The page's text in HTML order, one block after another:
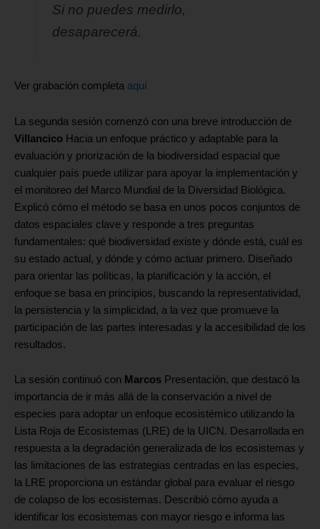
Si no puedes medirlo,
desaparecerá.
Ver grabación completa aquí
La segunda sesión comenzó con una breve introducción de
Villancico Hacia un enfoque práctico y adaptable para la
evaluación y priorización de la biodiversidad espacial que
cualquier país puede utilizar para apoyar la implementación y
el monitoreo del Marco Mundial de la Diversidad Biológica.
Explicó cómo el método se basa en unos pocos conjuntos de
datos espaciales clave y responde a tres preguntas
fundamentales: qué biodiversidad existe y dónde está, cuál es
su estado actual, y dónde y cómo actuar primero. Diseñado
para orientar las políticas, la planificación y la acción, el
enfoque se basa en principios, buscando la representatividad,
la persistencia y la simplicidad, a la vez que promueve la
participación de las partes interesadas y la accesibilidad de los
resultados.
La sesión continuó con Marcos Presentación, que destacó la
importancia de ir más allá de la conservación a nivel de
especies para adoptar un enfoque ecosistémico utilizando la
Lista Roja de Ecosistemas (LRE) de la UICN. Desarrollada en
respuesta a la degradación generalizada de los ecosistemas y
las limitaciones de las estrategias centradas en las especies,
la LRE proporciona un estándar global para evaluar el riesgo
de colapso de los ecosistemas. Describió cómo ayuda a
identificar los ecosistemas con mayor riesgo e informa las